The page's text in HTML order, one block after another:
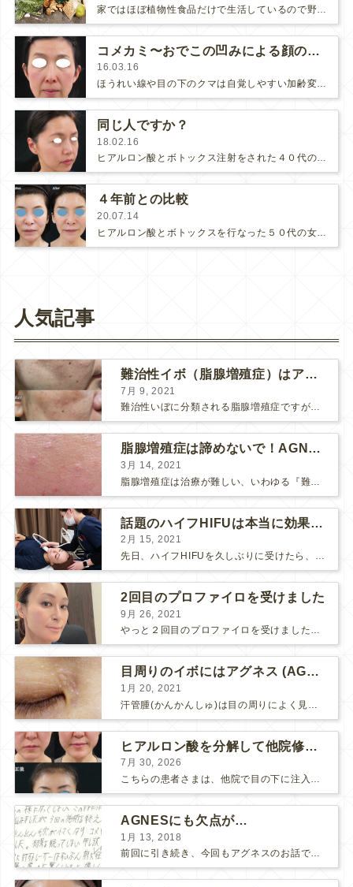
コメカミ〜おでこの凹みによる顔の変化
16.03.16
ほうれい線や目の下のクマは自覚しやすい加齢変化ですが、コメカミやおでこの凹み、痩せは自分で気付きにくいので、「ここをふっくらさ…
同じ人ですか？
18.02.16
ヒアルロン酸とボトックス注射をされた４０代の患者様です。 1年タイプのヒアルロン酸（アラガンのジュビダームシリーズ・ウル…
４年前との比較
20.07.14
人気記事
難治性イボ（脂腺増殖症）はアグネスAGNESが効果的です！
7月 9, 2021
難治性いぼに分類される脂腺増殖症ですが、脂腺増殖症はAGNESアグネスにとても良く反応して、きれいに治すことができます。 ↑ 脂腺増殖症をアグネスAGNESで３回治療した1ヶ月後の写真です。...
脂腺増殖症は諦めないで！AGNESアグネス治療でツルツル肌に！
3月 14, 2021
話題のハイフHIFUは本当に効果があるのか？
2月 15, 2021
先日、ハイフHIFUを久しぶりに受けたら、顔の調子がとても良い感じです♪ 私はハイフHIFU後はいつも３日位、人には気付かれない程度に軽く腫れて、その後、グングンと顔が引き締まります。 ...
2回目のプロファイロを受けました
9月 26, 2021
やっと２回目のプロファイロを受けました。 ↑ 写真はプロファイロ翌日です。 この距離の写真では凹凸は映らないですし、 実物も、首がよく見ると凹凸が残っている位で、 それも３日で...
目周りのイボにはアグネス (AGNES）が効く！（ほぼ）ノーダウンタイムのイボ治療
1月 20, 2021
ヒアルロン酸を分解して他院修正（目の下のチンダル現象とその補正）
7月 30, 2026
こちらの患者さまは、他院で目の下に注入したヒアルロン酸がチンダル現象を起こしていたため、 ヒアルロン酸を分解する薬（ヒアルロニダーゼ）で分解してから 改めてヒアルロン酸を入れ直しました。 ...
AGNESにも欠点が…
1月 13, 2018
前回に引き続き、今回もアグネスのお話です。 AGNESはとっても良い治療である一方、 欠点もいくつかありますので、そちらもお話ししておきますね。 AGNESの欠点 1. ダウンタイム A...